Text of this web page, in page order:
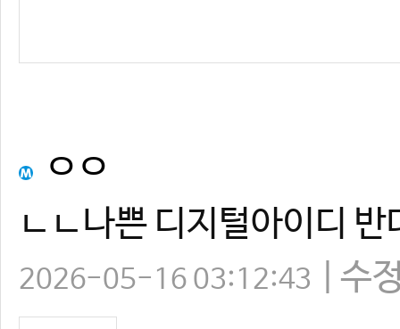
ㅇㅇ
ㄴㄴ나쁜 디지털아이디 반
2026-05-16 03:12:43
수